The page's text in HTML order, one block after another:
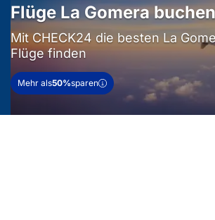
Flüge La Gomera buchen
Mit CHECK24 die besten La
Flüge finden
Mehr als50%sparen